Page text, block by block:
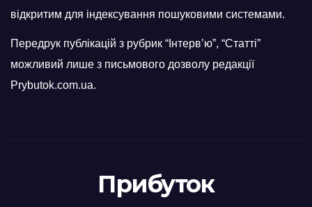
відкритим для індексування пошуковими системами.
Передрук публікацій з рубрик “Інтерв’ю”, “Статті”
можливий лише з письмового дозволу редакції
Prybutok.com.ua.
Прибуток